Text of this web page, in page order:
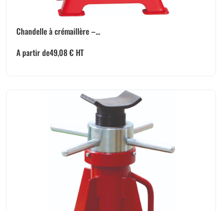
Chandelle à crémaillère –...
A partir de49,08€ HT